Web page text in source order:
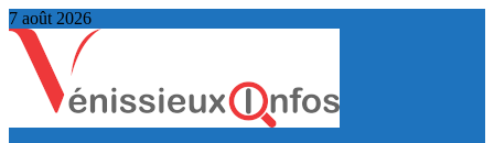
7 août 2026